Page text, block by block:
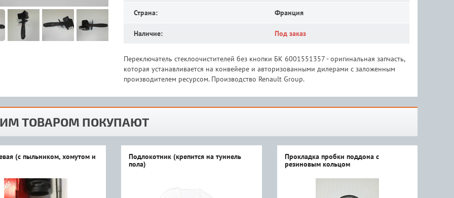
Страна: Франция
Наличие: Под заказ
Переключатель стеклоочистителей без кнопки БК 6001551357 - оригинальная запчасть,
которая устанавливается на конвейере и авторизованными дилерами с заложенным
производителем ресурсом. Производство Renault Group.
ТОВАРОМ ПОКУПАЮТ
(с пыльником, хомутом и
Подлокотник (крепится на туннель
пола)
Прокладка пробки поддона с
резиновым кольцом